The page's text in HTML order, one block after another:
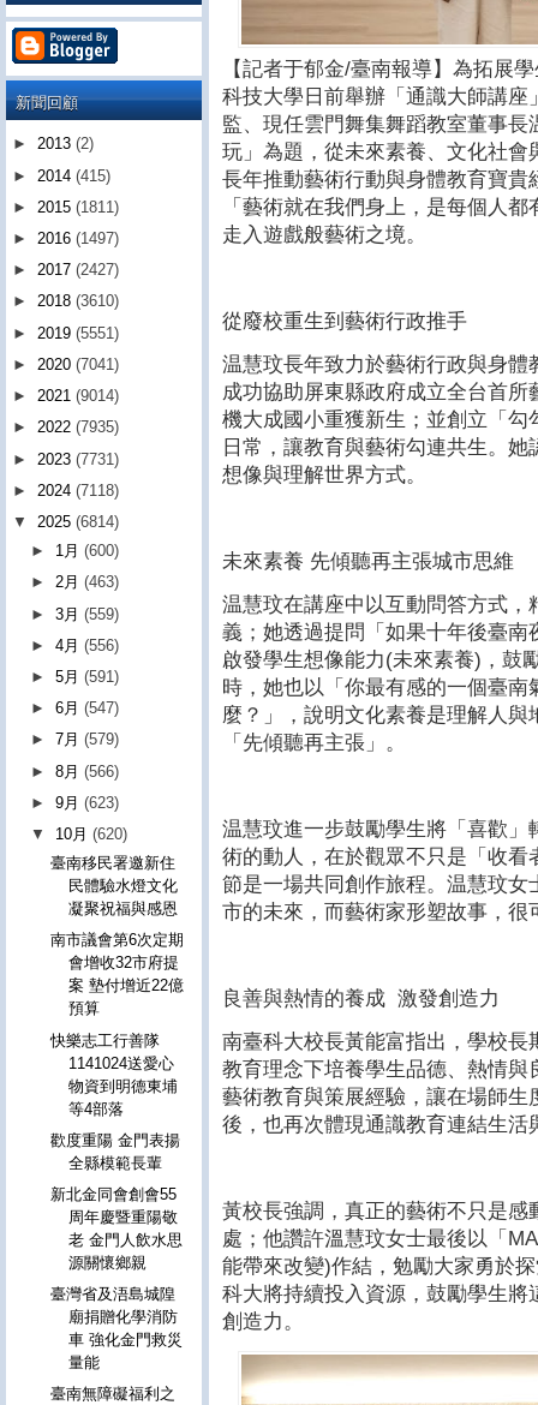
【記者于郁金/臺南報導】為拓展
科技大學日前舉辦「通識大師講
監、現任雲門舞集舞蹈教室董事
玩」為題，從未來素養、文化社
長年推動藝術行動與身體教育寶
「藝術就在我們身上，是每個人
走入遊戲般藝術之境。
從廢校重生到藝術行政推手
温慧玟長年致力於藝術行政與身
成功協助屏東縣政府成立全台首
機大成國小重獲新生；並創立「
日常，讓教育與藝術勾連共生。
想像與理解世界方式。
未來素養 先傾聽再主張城市思維
温慧玟在講座中以互動問答方式
義；她透過提問「如果十年後臺
啟發學生想像能力(未來素養)，鼓
時，她也以「你最有感的一個臺
麼？」，說明文化素養是理解人
「先傾聽再主張」。
温慧玟進一步鼓勵學生將「喜歡
術的動人，在於觀眾不只是「收
節是一場共同創作旅程。温慧玟
市的未來，而藝術家形塑故事，很
良善與熱情的養成 激發創造力
南臺科大校長黃能富指出，學校
教育理念下培養學生品德、熱情
藝術教育與策展經驗，讓在場師
後，也再次體現通識教育連結生活
黃校長強調，真正的藝術不只是
處；他讚許溫慧玟女士最後以「
能帶來改變)作結，勉勵大家勇於
科大將持續投入資源，鼓勵學生
創造力。
新聞回顧
► 2013 (2)
► 2014 (415)
► 2015 (1811)
► 2016 (1497)
► 2017 (2427)
► 2018 (3610)
► 2019 (5551)
► 2020 (7041)
► 2021 (9014)
► 2022 (7935)
► 2023 (7731)
► 2024 (7118)
▼ 2025 (6814)
► 1月(600)
►2月(463)
►3月(559)
►4月(556)
►5月(591)
►6月(547)
►7月(579)
►8月(566)
►9月(623)
▼ 10月(620)
臺南移民署邀新住
民體驗水燈文化
凝聚祝福與感恩
南市議會第6次定期
會增收32市府提
案 墊付增近22億
預算
快樂志工行善隊
1141024送愛心
物資到明德東埔
等4部落
歡度重陽 金門表揚
全縣模範長輩
新北金同會創會55
周年慶暨重陽敬
老 金門人飲水思
源關懷鄉親
臺灣省及浯島城隍
廟捐贈化學消防
車 強化金門救災
量能
臺南無障礙福利之